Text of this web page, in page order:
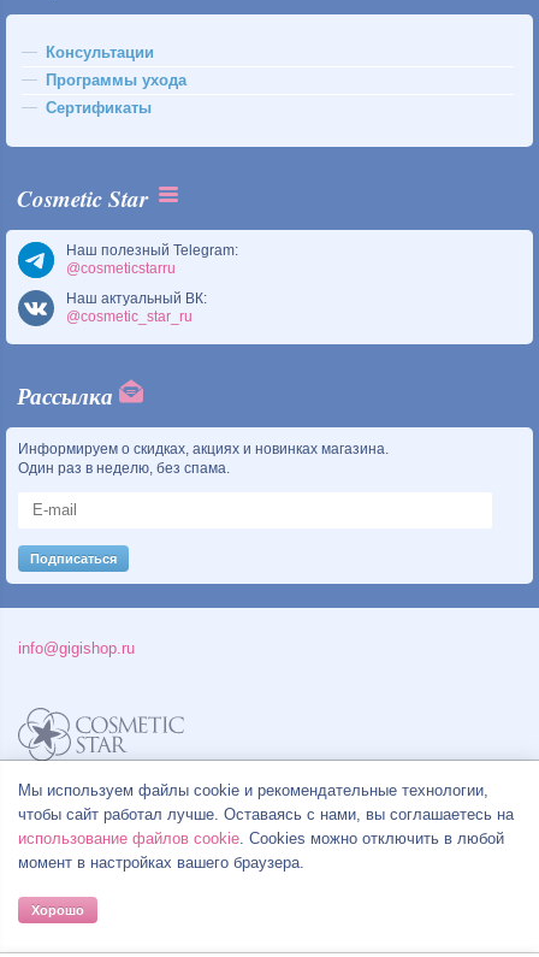
Консультации
Программы ухода
Сертификаты
Cosmetic Star
Наш полезный Telegram:
@cosmeticstarru
Наш актуальный ВК:
@cosmetic_star_ru
Рассылка
Информируем о скидках, акциях и новинках магазина.
Один раз в неделю, без спама.
Политика конфиденциальности
Правила продажи товаров
Согласие на обработку персональных данных
info@gigishop.ru
© Все права на товарные знаки принадлежат их законным владельцам.
Мы используем файлы cookie и рекомендательные технологии,
чтобы сайт работал лучше. Оставаясь с нами, вы соглашаетесь на
использование файлов cookie. Cookies можно отключить в любой
момент в настройках вашего браузера.
Хорошо